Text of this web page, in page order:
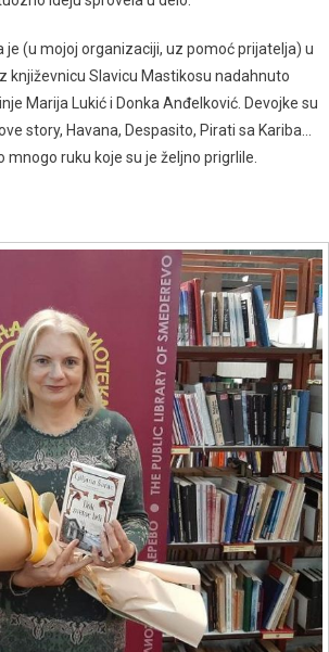
(u mojoj organizaciji, uz pomoć prijatelja) u
književnicu Slavicu Mastikosu nadahnuto
Marija Lukić i Donka Anđelković. Devojke su
story, Havana, Despasito, Pirati sa Kariba…
ruku koje su je željno prigrlile.